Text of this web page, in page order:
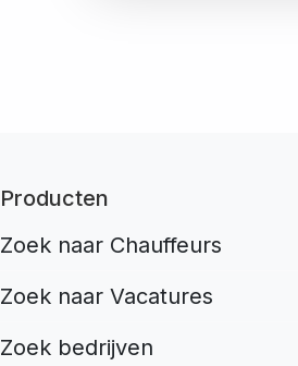
Producten
Zoek naar Chauffeurs
Zoek naar Vacatures
Zoek bedrijven